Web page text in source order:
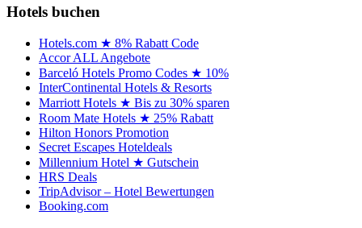
Hotels buchen
Hotels.com ★ 8% Rabatt Code
Accor ALL Angebote
Barceló Hotels Promo Codes ★ 10%
InterContinental Hotels & Resorts
Marriott Hotels ★ Bis zu 30% sparen
Room Mate Hotels ★ 25% Rabatt
Hilton Honors Promotion
Secret Escapes Hoteldeals
Millennium Hotel ★ Gutschein
HRS Deals
TripAdvisor – Hotel Bewertungen
Booking.com